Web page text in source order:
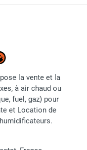
la vente et la
à air chaud ou
fuel, gaz) pour
et Location de